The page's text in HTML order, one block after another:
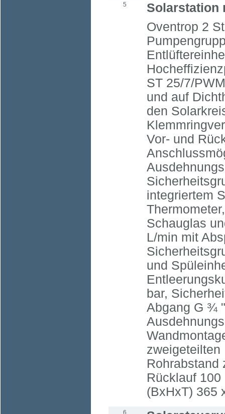
5
Solarstation
Oventrop 2
ST 25/7/
und auf
den
Vor- und
integriertem
Schauglas
L/min mit
und
bar,
Abgang G ¾
zweigeteilten
Rohrabstand
Rücklauf
(BxHxT) 365
6